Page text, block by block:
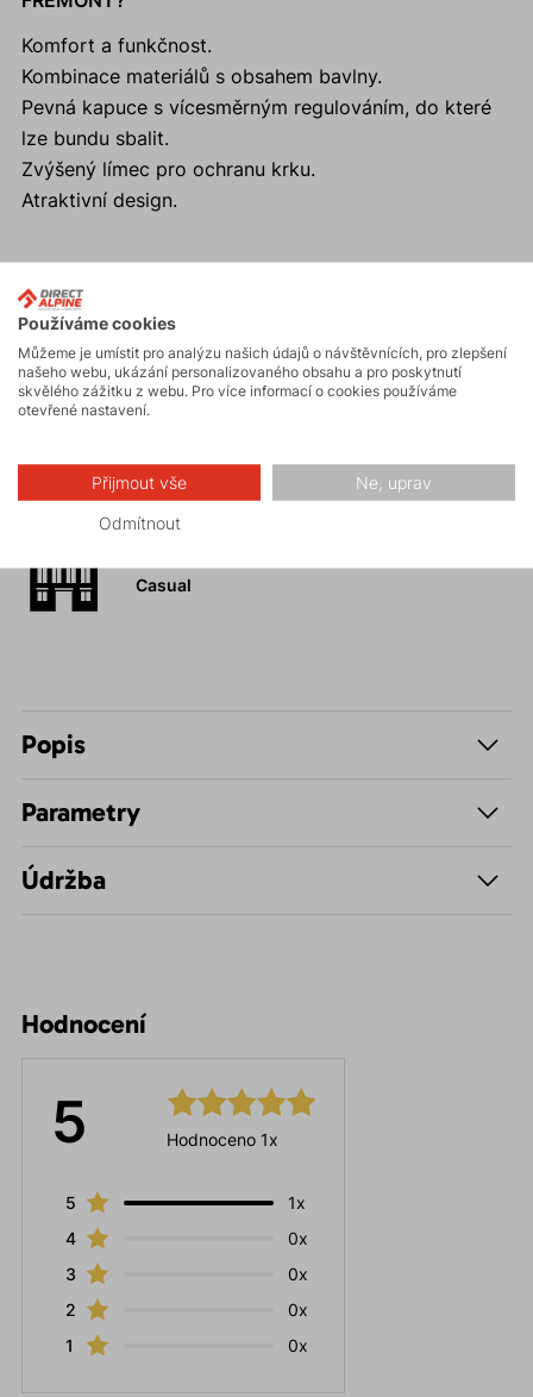
Komfort a funkčnost.
Kombinace materiálů s obsahem bavlny.
Pevná kapuce s vícesměrným regulováním, do které
lze bundu sbalit.
Zvýšený límec pro ochranu krku.
Atraktivní design.
Aktivity
Turistika
Hiking
Casual
Popis
Parametry
Údržba
Hodnocení
5 Hodnoceno 1x
5
1x
4
0x
3
0x
2
0x
1
0x
Používáme cookies
Můžeme je umístit pro analýzu našich údajů o návštěvnících, pro zlepšení
našeho webu, ukázání personalizovaného obsahu a pro poskytnutí
skvělého zážitku z webu. Pro více informací o cookies používáme
otevřené nastavení.
Přijmout vše Ne, uprav
Odmítnout